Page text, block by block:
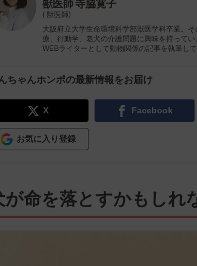
獣医師 寺脇寛子
( 獣医師)
大阪府立大学生命環境科学部獣医学科卒業。
療、行動学、老犬の介護問題に興味を持って
WEBライターとして動物関係の記事を執筆して
ちゃんホンポの最新情報をお届け
X Facebook
お気に入り登録
が命を落とすかもしれ